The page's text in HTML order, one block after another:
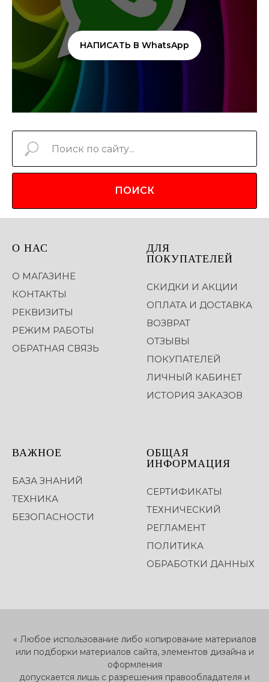
НАПИСАТЬ В WhatsApp
ПОИСК
О НАС
О МАГАЗИНЕ
КОНТАКТЫ
РЕКВИЗИТЫ
РЕЖИМ РАБОТЫ
ОБРАТНАЯ СВЯЗЬ
ДЛЯ
ПОКУПАТЕЛЕЙ
СКИДКИ И АКЦИИ
ОПЛАТА И ДОСТАВКА
ВОЗВРАТ
ОТЗЫВЫ
ПОКУПАТЕЛЕЙ
ЛИЧНЫЙ КАБИНЕТ
ИСТОРИЯ ЗАКАЗОВ
ВАЖНОЕ
БАЗА ЗНАНИЙ
ТЕХНИКА
БЕЗОПАСНОСТИ
ОБЩАЯ
ИНФОРМАЦИЯ
СЕРТИФИКАТЫ
ТЕХНИЧЕСКИЙ
РЕГЛАМЕНТ
ПОЛИТИКА
ОБРАБОТКИ ДАННЫХ
« Любое использование либо копирование материалов
или подборки материалов сайта, элементов дизайна и
оформления
допускается лишь с разрешения правообладателя и